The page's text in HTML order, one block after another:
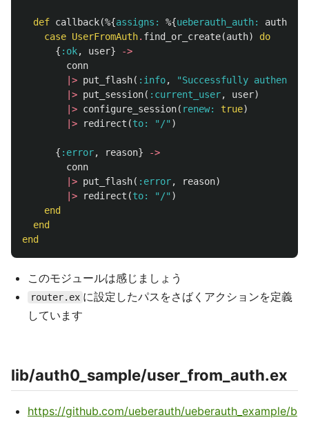
def callback(%{assigns: %{ueberauth_auth: auth
case UserFromAuth. find_or_create(auth)
do
{ :ok, user}
->
conn
|> put_flash( :info,
"Successfully
|> put_session( :current_user, user)
|> configure_session( renew: true)
|>
redirect (to: "/" )
{ :error, reason}
->
conn
|> put_flash( :error, reason)
|>
redirect (to: "/" )
end
end
end
このモジュールは感じましょう
router.ex に設定したパスをさばくアクションを定義
しています
lib/auth0_sample/user_from_auth.ex
https://github.com/ueberauth/ueberauth_example/b